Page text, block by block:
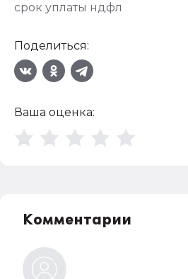
срок уплаты ндфл
Поделиться:
Ваша оценка:
Комментарии